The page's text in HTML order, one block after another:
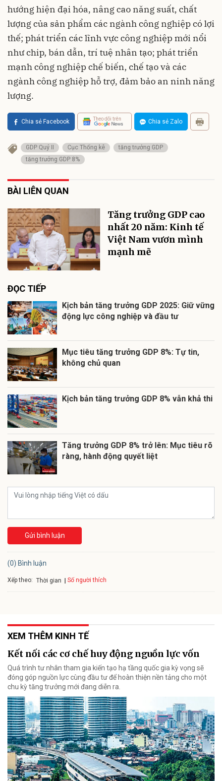
hướng hiện đại hóa, nâng cao năng suất, chất
lượng của sản phẩm các ngành công nghiệp có lợi
thế; phát triển các lĩnh vực công nghiệp mới nổi
như chip, bán dẫn, trí tuệ nhân tạo; phát triển
mạnh công nghiệp chế biến, chế tạo và các
ngành công nghiệp hỗ trợ, đảm bảo an ninh năng
lượng.
Chia sẻ Facebook Theo dõi trên Chia sẻ Zalo
GDP Quý II Cục Thống kê
tăng trưởng GDP
tăng trưởng GDP 8%
BÀI LIÊN QUAN
Tăng trưởng GDP cao
nhất 20 năm: Kinh tế
Việt Nam vươn mình
mạnh mẽ
ĐỌC TIẾP
Kịch bản tăng trưởng GDP 2025: Giữ vững
động lực công nghiệp và đầu tư
Mục tiêu tăng trưởng GDP 8%: Tự tin,
không chủ quan
Kịch bản tăng trưởng GDP 8% vẫn khả thi
Tăng trưởng GDP 8% trở lên: Mục tiêu rõ
ràng, hành động quyết liệt
Gửi bình luận
(0) Bình luận
Xếp theo: Thời gian Số người thích
XEM THÊM KINH TẾ
Kết nối các cơ chế huy động nguồn lực vốn
Quá trình tư nhân tham gia kiến tạo hạ tầng quốc gia kỳ vọng sẽ
đóng góp nguồn lực cùng đầu tư để hoàn thiện nền tảng cho một
chu kỳ tăng trưởng mới đang diễn ra.